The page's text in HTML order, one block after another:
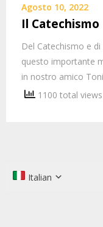
Agosto 10, 2022
Il Catechismo
Del Catechismo e
questo importante
in nostro amico
1100 total views
Italian